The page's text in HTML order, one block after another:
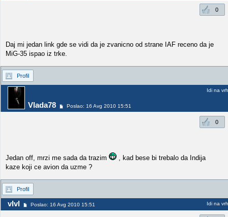
0
Daj mi jedan link gde se vidi da je zvanicno od strane IAF receno da je
MiG-35 ispao iz trke.
Profil
Vlada78 Poslao: 16 Avg 2010 15:51
Idi na vrh
0
Jedan off, mrzi me sada da trazim
, kad bese bi trebalo da Indija
kaze koji ce avion da uzme ?
Profil
vlvl Poslao: 16 Avg 2010 15:51 Idi na vrh